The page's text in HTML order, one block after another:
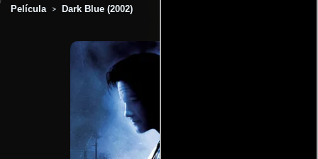
Película > Dark Blue (2002)